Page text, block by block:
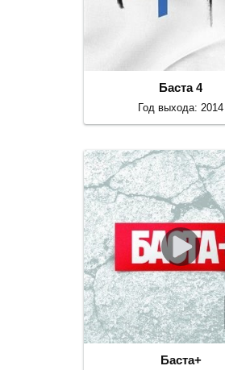
Баста 4
Год выхода: 2014
Баста+